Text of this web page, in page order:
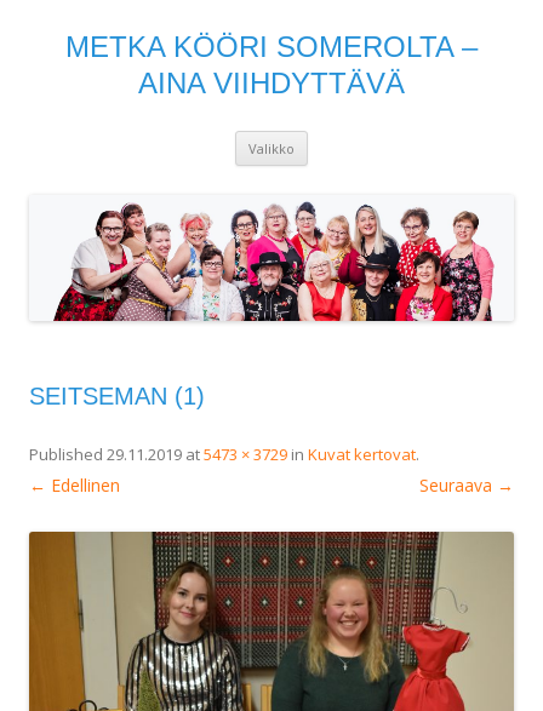
METKA KÖÖRI SOMEROLTA –
AINA VIIHDYTTÄVÄ
Valikko
SEITSEMAN (1)
Published 29.11.2019 at5473 × 3729 in Kuvat kertovat.
← Edellinen Seuraava →